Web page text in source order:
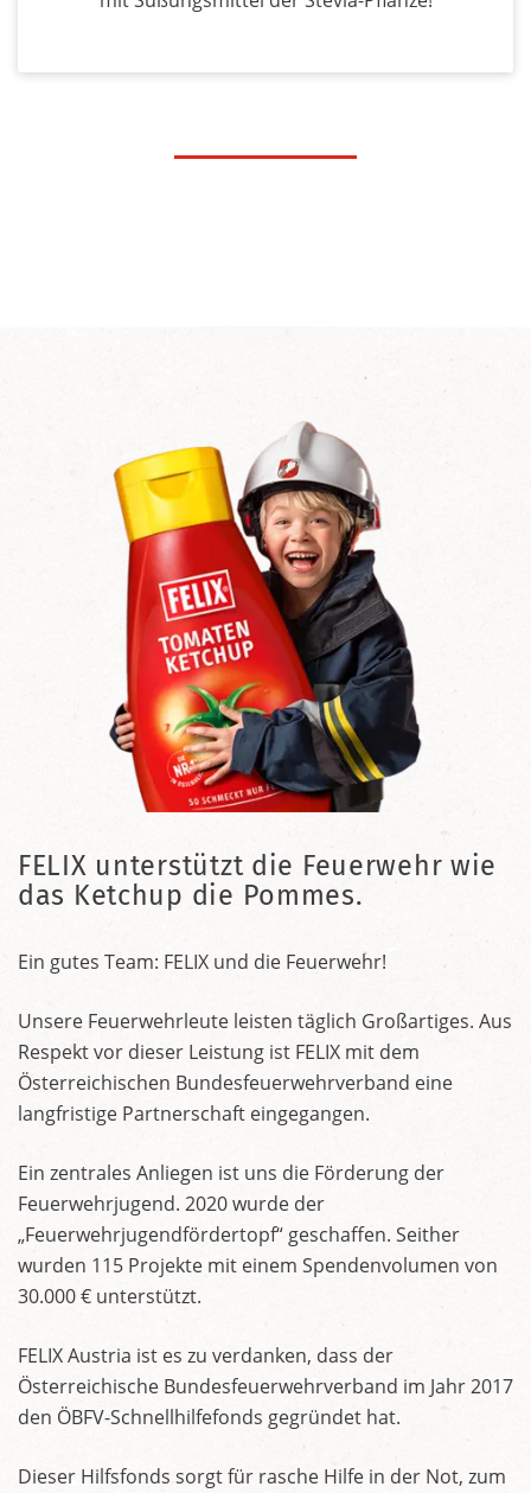
FELIX unterstützt die Feuerwehr wie
das Ketchup die Pommes.
Ein gutes Team: FELIX und die Feuerwehr!
Unsere Feuerwehrleute leisten täglich Großartiges. Aus
Respekt vor dieser Leistung ist FELIX mit dem
Österreichischen Bundesfeuerwehrverband eine
langfristige Partnerschaft eingegangen.
Ein zentrales Anliegen ist uns die Förderung der
Feuerwehrjugend. 2020 wurde der
„Feuerwehrjugendfördertopf“ geschaffen. Seither
wurden 115 Projekte mit einem Spendenvolumen von
30.000 € unterstützt.
FELIX Austria ist es zu verdanken, dass der
Österreichische Bundesfeuerwehrverband im Jahr 2017
den ÖBFV-Schnellhilfefonds gegründet hat.
Dieser Hilfsfonds sorgt für rasche Hilfe in der Not, zum